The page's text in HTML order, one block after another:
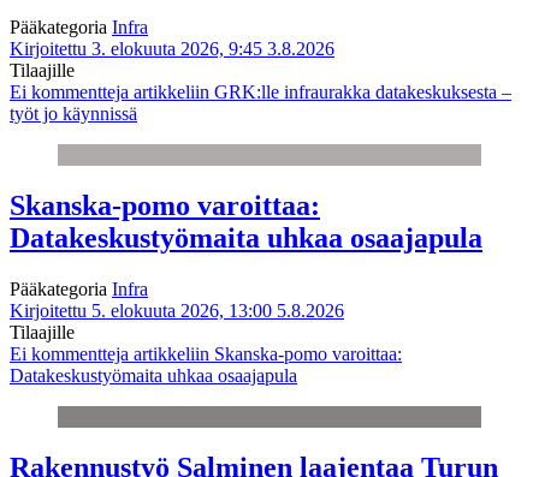
Pääkategoria Infra
Kirjoitettu 3. elokuuta 2026, 9:45 3.8.2026
Tilaajille
Ei kommentteja artikkeliin GRK:lle infraurakka datakeskuksesta –
työt jo käynnissä
Skanska-pomo varoittaa:
Datakeskustyömaita uhkaa osaajapula
Pääkategoria Infra
Kirjoitettu 5. elokuuta 2026, 13:00 5.8.2026
Tilaajille
Ei kommentteja artikkeliin Skanska-pomo varoittaa:
Datakeskustyömaita uhkaa osaajapula
Rakennustyö Salminen laajentaa Turun